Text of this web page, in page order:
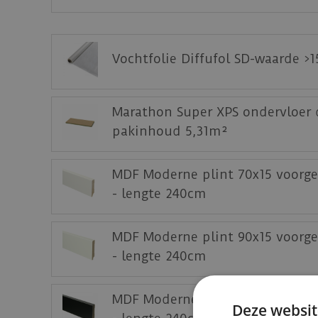
Klikhier
Staal aanvragen
Vochtfolie Diffufol SD-waarde
Marathon Super XPS
pakinhoud 5,31m²
MDF Moderne plint 70x15
- lengte 240cm
MDF Moderne plint 90x15
- lengte 240cm
MDF Moderne plint 70x15
Deze